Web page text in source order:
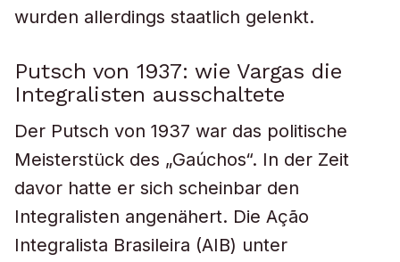
wurden allerdings staatlich gelenkt.
Putsch von 1937: wie Vargas die
Integralisten ausschaltete
Der Putsch von 1937 war das politische
Meisterstück des „Gaúchos“. In der Zeit
davor hatte er sich scheinbar den
Integralisten angenähert. Die Ação
Integralista Brasileira (AIB) unter